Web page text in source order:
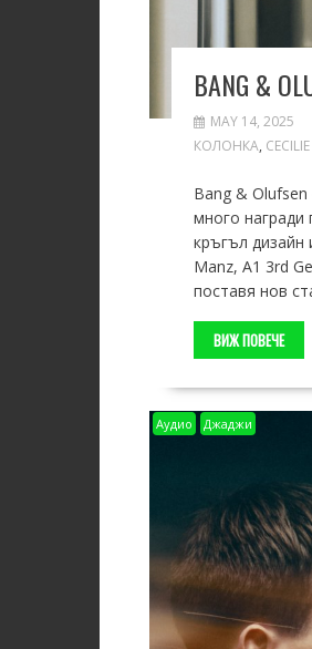
BANG &
MAY 14, 2025
КОЛОНКА,
Bang &
много
кръгъл дизайн
Manz, A1 3rd
поставя нов
ВИЖ ПОВЕЧЕ
Аудио Джаджи